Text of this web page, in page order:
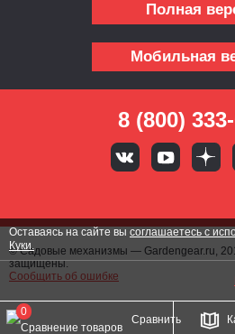
Полная
Мобильная
8 (800)
© Садовые механизмы — Gardengear.ru,
защищены.
Сообщить об ошибке
Сравнить
0
Оставаясь на сайте вы соглашаетесь с
Куки.